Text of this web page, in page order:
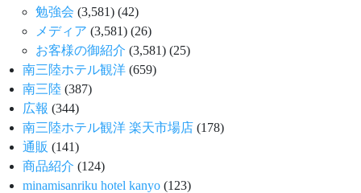
勉強会 (3,581) (42)
メディア (3,581) (26)
お客様の御紹介 (3,581) (25)
南三陸ホテル観洋 (659)
南三陸 (387)
広報 (344)
南三陸ホテル観洋 楽天市場店 (178)
通販 (141)
商品紹介 (124)
minamisanriku hotel kanyo (123)